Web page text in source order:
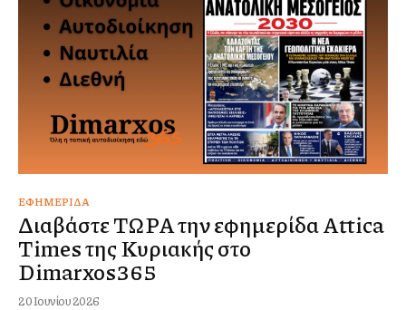
ΕΦΗΜΕΡΊΔΑ
Διαβάστε ΤΩΡΑ την εφημερίδα Attica
Times της Κυριακής στο
Dimarxos365
20 Ιουνίου 2026